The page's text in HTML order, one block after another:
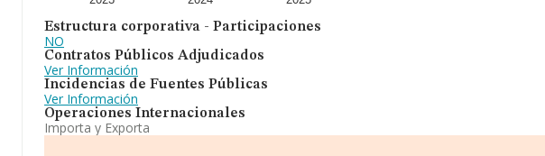
Estructura corporativa - Participaciones
NO
Contratos Públicos Adjudicados
Ver Información
Incidencias de Fuentes Públicas
Ver Información
Operaciones Internacionales
Importa y Exporta